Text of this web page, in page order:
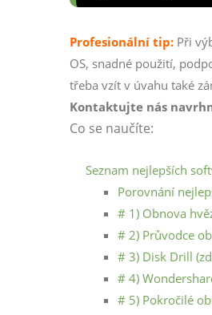
Profesionální tip: Při
OS, snadné použití,
třeba vzít v úvahu také
Kontaktujte nás
Co se naučíte:
Seznam nejlepších
Porovnání
# 1) Obnova
# 2) Průvodce
# 3) Disk Drill
# 4)
# 5) Pokročilé